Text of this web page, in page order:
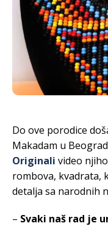
Do ove porodice
Makadam u
Originali video
rombova, kvadrata,
detalja sa narodnih
– Svaki naš rad je